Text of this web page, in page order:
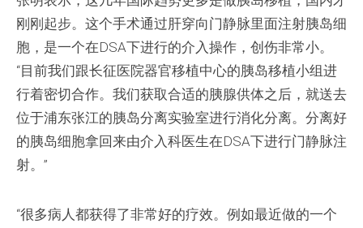
刚刚起步。这个手术通过肝穿向门静脉里面注射胰岛细
胞，是一个在DSA下进行的介入操作，创伤非常小。
“目前我们跟长征医院器官移植中心的胰岛移植小组进
行着密切合作。我们获取合适的胰腺供体之后，就送去
位于浦东张江的胰岛分离实验室进行消化分离。分离好
的胰岛细胞拿回来由介入科医生在DSA下进行门静脉注
射。”
“很多病人都获得了非常好的疗效。例如最近做的一个